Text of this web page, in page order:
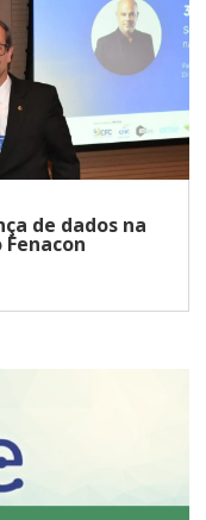
de dados na